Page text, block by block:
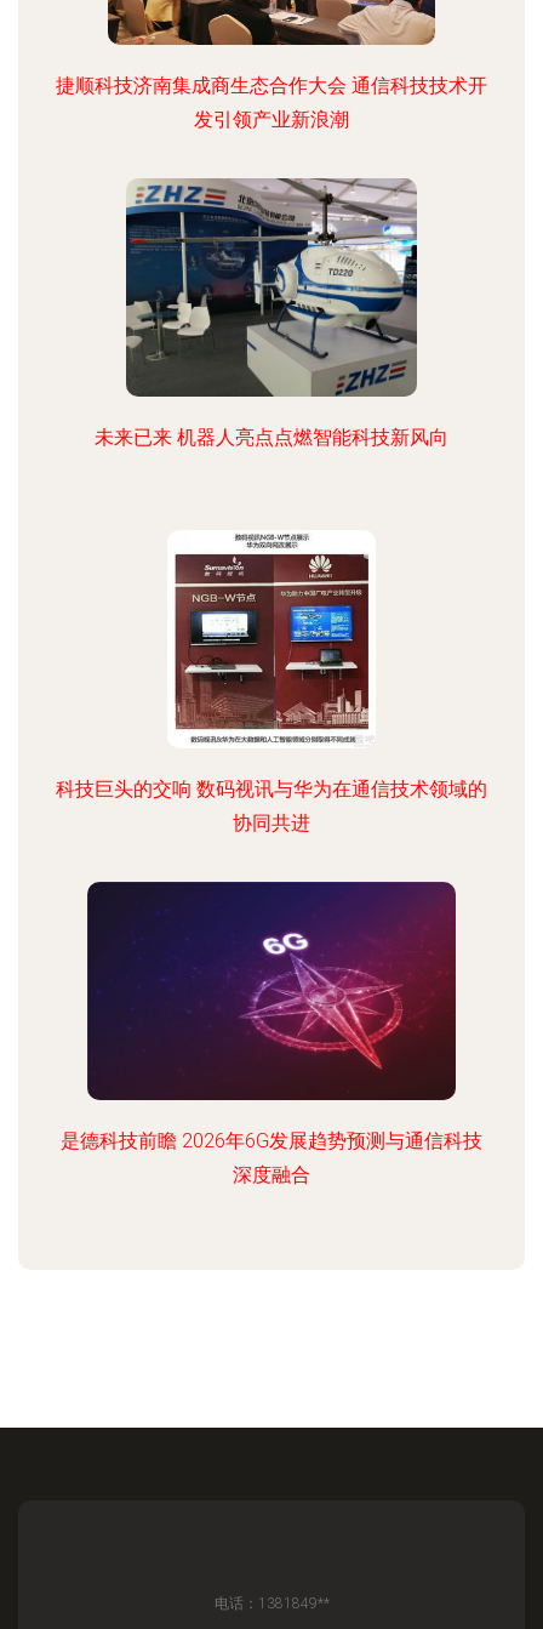
捷顺科技济南集成商生态合作大会 通信科技技术开
发引领产业新浪潮
未来已来 机器人亮点点燃智能科技新风向
科技巨头的交响 数码视讯与华为在通信技术领域的
协同共进
是德科技前瞻 2026年6G发展趋势预测与通信科技
深度融合
电话：1381849**